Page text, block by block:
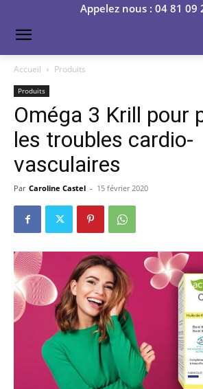
Appelez nous : 04 81 09
Accueil Produits
Produits
Oméga 3 Krill pour
les troubles cardio-
vasculaires
Par Caroline Castel - 15 février 2020